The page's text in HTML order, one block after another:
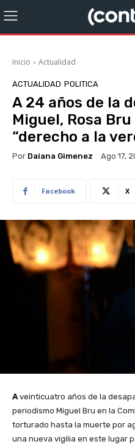
Inicio Actualidad
ACTUALIDAD POLITICA
A 24 años de la
Miguel, Rosa
“derecho a la
Por Daiana Gimenez Ago 17,
Facebook X
A veinticuatro años de la
periodismo Miguel Bru en la
torturado hasta la muerte por
una nueva vigilia en este lugar